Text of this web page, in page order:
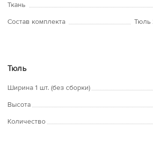
Ткань
Состав комплекта
Тюль
Тюль
Ширина 1 шт. (без сборки)
Высота
Количество